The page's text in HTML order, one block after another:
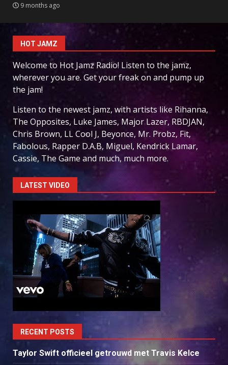
9 months ago
HOT JAMZ
Welcome to Hot Jamz Radio! Listen to the jamz,
wherever you are. Get your freak on and pump up
the jam!
Listen to the newest jamz, with artists like Rihanna,
The Opposites, Luke James, Major Lazer, RBDJAN,
Chris Brown, LL Cool J, Beyonce, Mr. Probz, Fit,
Fabolous, Rapper D.A.B, Miguel, Kendrick Lamar,
Cassie, The Game and much, much more.
LATEST VIDEO
RECENT POSTS
Taylor Swift officieel getrouwd met Travis Kelce